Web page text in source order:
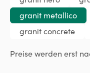
granit metallico
granit concrete
Preise werden erst